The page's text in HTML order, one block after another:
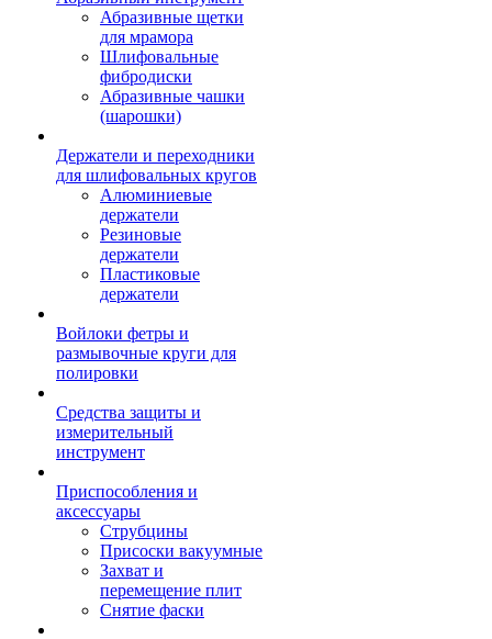
Абразивные щетки
для мрамора
Шлифовальные
фибродиски
Абразивные чашки
(шарошки)
Держатели и переходники
для шлифовальных кругов
Алюминиевые
держатели
Резиновые
держатели
Пластиковые
держатели
Войлоки фетры и
размывочные круги для
полировки
Средства защиты и
измерительный
инструмент
Приспособления и
аксессуары
Струбцины
Присоски вакуумные
Захват и
перемещение плит
Снятие фаски